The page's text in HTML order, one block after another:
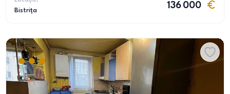
Bistrița
136 000